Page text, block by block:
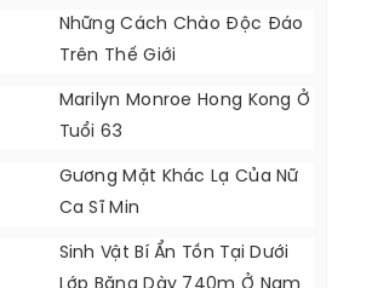
Những Cách Chào Độc Đáo
Trên Thế Giới
Marilyn Monroe Hong Kong Ở
Tuổi 63
Gương Mặt Khác Lạ Của Nữ
Ca Sĩ Min
Sinh Vật Bí Ẩn Tồn Tại Dưới